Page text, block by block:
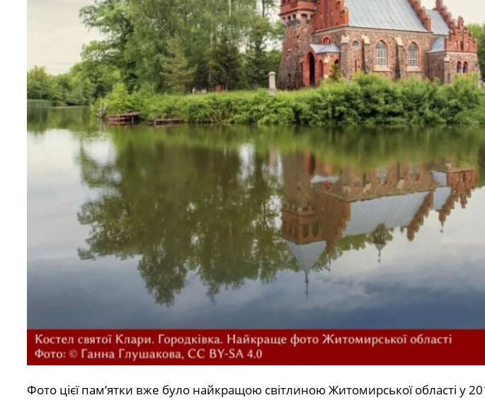
Фото цієї пам’ятки вже було найкращою світлиною Житомирської області у